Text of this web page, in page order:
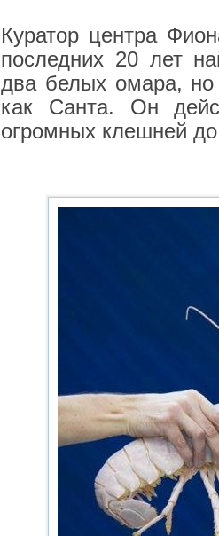
Куратор центра
последних 20 лет
два белых омара,
как Санта. Он
огромных клешней